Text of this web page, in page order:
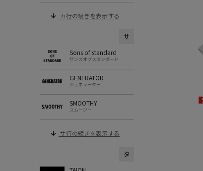
カ行の続きを表示する
サ
Sons of standard
サンズオブスタンダード
GENERATOR
ジェネレーター
SMOOTHY
スムージー
サ行の続きを表示する
タ